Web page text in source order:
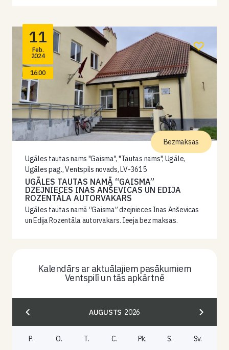
11
Feb.
2024
16:00
Ugāles tautas nams "Gaisma", "Tautas nams", Ugāle,
Ugāles pag., Ventspils novads, LV-3615
UGĀLES TAUTAS NAMĀ “GAISMA”
DZEJNIECES INAS ANŠEVICAS UN EDIJA
ROZENTĀLA AUTORVAKARS
Ugāles tautas namā “Gaisma” dzejnieces Inas Anševicas
un Edija Rozentāla autorvakars. Ieeja bez maksas.
Bezmaksas
Kalendārs ar aktuālajiem pasākumiem
Ventspilī un tās apkārtnē
AUGUSTS 2026
P. O. T. C. Pk. S. Sv.